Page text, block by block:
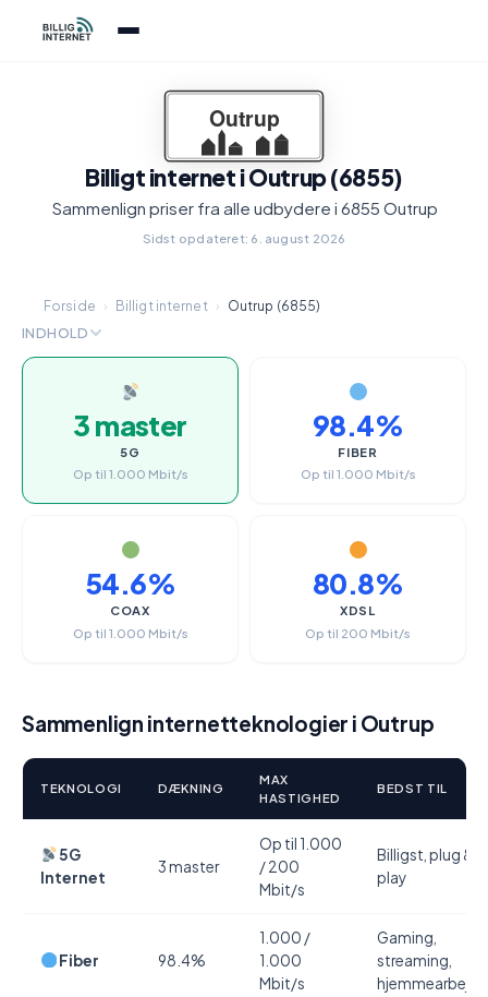
Billigt internet i Outrup (6855)
Sammenlign priser fra alle udbydere i 6855 Outrup
Sidst opdateret: 6. august 2026
Forside › Billigt internet › Outrup (6855)
INDHOLD
3 master
5G
Op til 1.000 Mbit/s
98.4%
FIBER
Op til 1.000 Mbit/s
54.6%
COAX
Op til 1.000 Mbit/s
80.8%
XDSL
Op til 200 Mbit/s
Sammenlign internetteknologier i Outrup
TEKNOLOGI DÆKNING
MAX
HASTIGHED
BEDST TIL
5G
Internet
3 master
Op til 1.000
/ 200
Mbit/s
Billigst, plug &
play
Fiber 98.4%
1.000 /
1.000
Mbit/s
Gaming,
streaming,
hjemmearbejde